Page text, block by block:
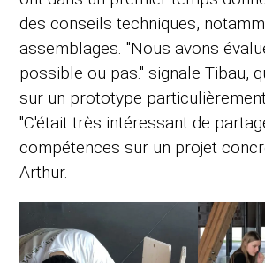
des conseils techniques,
assemblages. "Nous avons
possible ou pas." signale Tibau,
sur un prototype
"C'était très intéressant de
compétences sur un projet
Arthur.